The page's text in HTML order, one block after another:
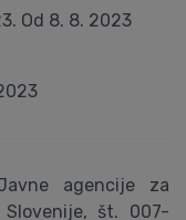
Od 8. 8. 2023
agencije za
Slovenije, št. 007-